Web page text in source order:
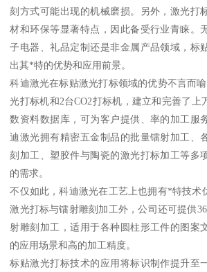
刻方式可能出现的机械磨损。另外，激光打
材和环保等显著特点，因此备受行业青睐。
子电器、礼品定制还是非金属产品领域，标
出其*特的优势和应用前景。
科迪激光在标贴激光打标领域的优势不言而
光打标机和2台CO2打标机，建立和完善了上
数资料数据库，可为客户提供、率的加工服
迪激光拥有精密五金制品的批量镭射加工、
刻加工、塑胶件与陶瓷的激光打标加工等多
的需求。
不仅如此，科迪激光在工艺上也拥有*特技术
激光打标与镭射雕刻加工外，公司还可提供
射雕刻加工，适用于各种圆柱形工件的图案
的应用场景和高的加工精度。
标贴激光打标技术的应用将标识制作提升至